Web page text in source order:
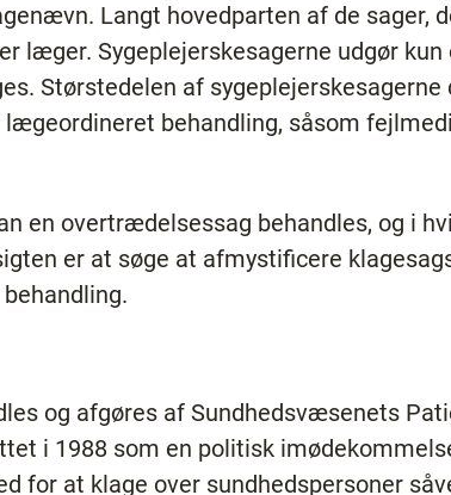
Langt hovedparten af de sager,
læger. Sygeplejerskesagerne udgør
Størstedelen af
behandling, såsom
en overtrædelsessag behandles, og i
er at søge at afmystificere
og afgøres af Sundhedsvæsenets
i 1988 som en politisk
for at klage over sundhedspersoner